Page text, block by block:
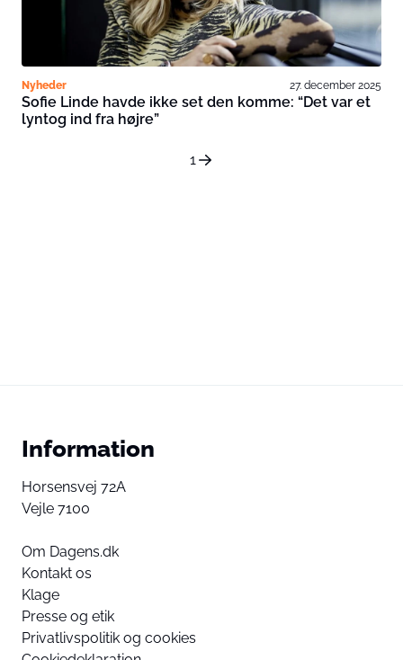
Nyheder 27. december 2025
Sofie Linde havde ikke set den komme: “Det var et
lyntog ind fra højre”
1
Information
Horsensvej 72A
Vejle 7100
Om Dagens.dk
Kontakt os
Klage
Presse og etik
Privatlivspolitik og cookies